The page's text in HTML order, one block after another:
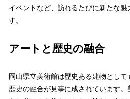
イベントなど、訪れるたびに新たな魅
す。
アートと歴史の融合
岡山県立美術館は歴史ある建物として
歴史の融合が見事に成されています。